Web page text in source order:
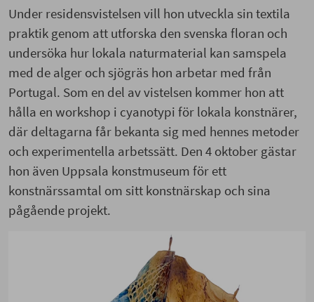
Under residensvistelsen vill hon utveckla sin textila
praktik genom att utforska den svenska floran och
undersöka hur lokala naturmaterial kan samspela
med de alger och sjögräs hon arbetar med från
Portugal. Som en del av vistelsen kommer hon att
hålla en workshop i cyanotypi för lokala konstnärer,
där deltagarna får bekanta sig med hennes metoder
och experimentella arbetssätt. Den 4 oktober gästar
hon även Uppsala konstmuseum för ett
konstnärssamtal om sitt konstnärskap och sina
pågående projekt.